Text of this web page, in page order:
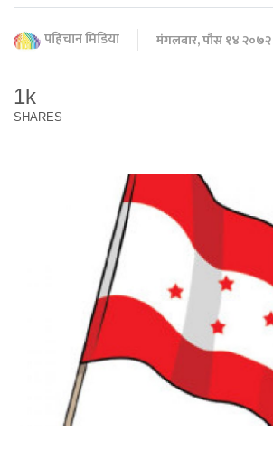
पहिचान मिडिया मंगलबार, पौस १४ २०७२
1k
SHARES